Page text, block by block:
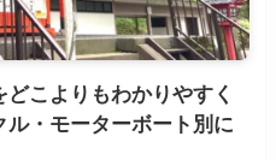
こよりもわかりやすく
・モーターボート別に